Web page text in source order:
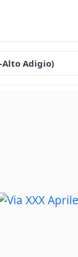
Alto Adigio)